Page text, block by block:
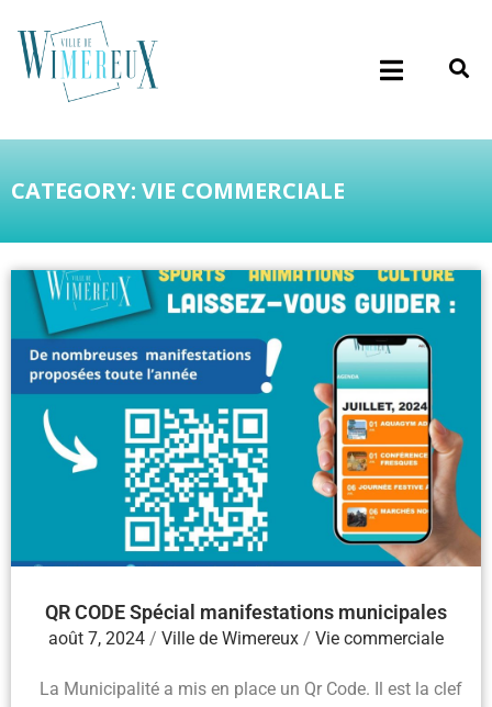
CATEGORY: VIE COMMERCIALE
QR CODE Spécial manifestations municipales
août 7, 2024 / Ville de Wimereux / Vie commerciale
La Municipalité a mis en place un Qr Code. Il est la clef